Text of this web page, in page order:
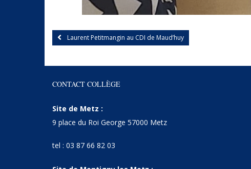
Laurent Petitmangin au CDI de Maud’huy
CONTACT COLLÈGE
Site de Metz :
9 place du Roi George 57000 Metz
tel : 03 87 66 82 03